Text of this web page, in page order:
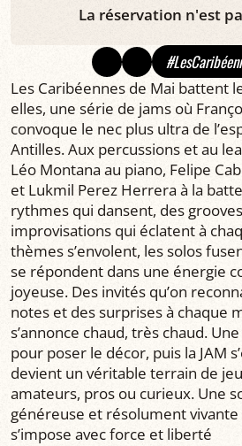
La réservation n'est
Les Caribéennes de Mai battent
elles, une série de jams où
convoque le nec plus ultra de
Antilles. Aux percussions et au
Léo Montana au piano, Felipe
et Lukmil Perez Herrera à la
rythmes qui dansent, des
improvisations qui éclatent à
thèmes s’envolent, les solos
se répondent dans une énergie
joyeuse. Des invités qu’on
notes et des surprises à chaque
s’annonce chaud, très chaud.
pour poser le décor, puis la JAM
devient un véritable terrain de
amateurs, pros ou curieux. Une
généreuse et résolument
s’impose avec force et liberté